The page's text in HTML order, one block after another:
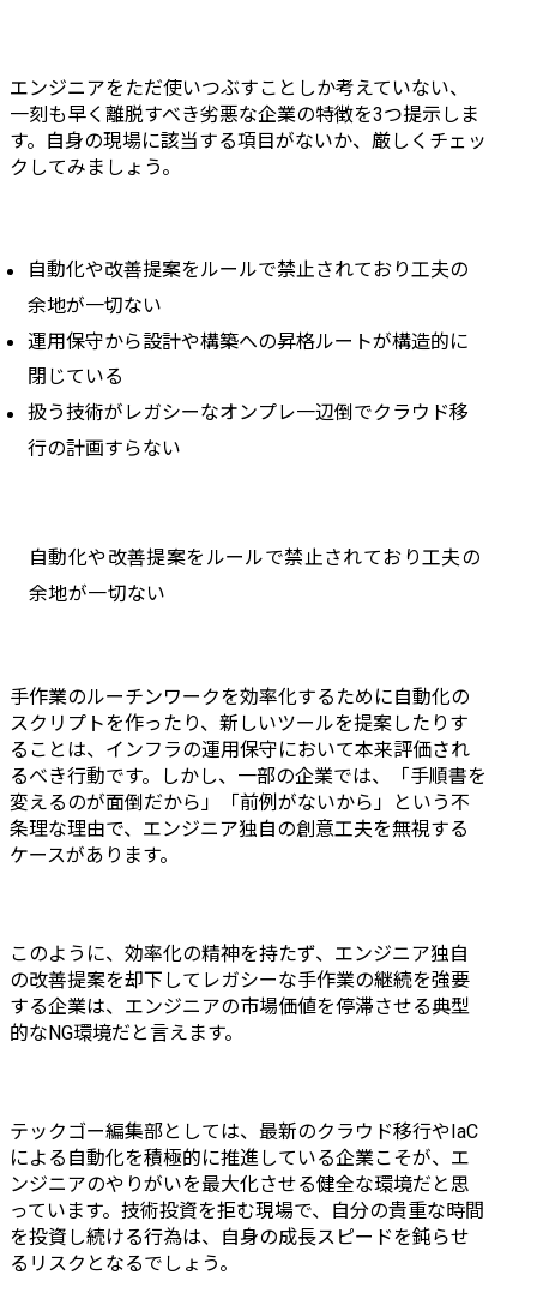
エンジニアをただ使いつぶすことしか考えていない、
一刻も早く離脱すべき劣悪な企業の特徴を3つ提示しま
す。自身の現場に該当する項目がないか、厳しくチェッ
クしてみましょう。
自動化や改善提案をルールで禁止されており工夫の
余地が一切ない
運用保守から設計や構築への昇格ルートが構造的に
閉じている
扱う技術がレガシーなオンプレ一辺倒でクラウド移
行の計画すらない
自動化や改善提案をルールで禁止されており工夫の
余地が一切ない
手作業のルーチンワークを効率化するために自動化の
スクリプトを作ったり、新しいツールを提案したりす
ることは、インフラの運用保守において本来評価され
るべき行動です。しかし、一部の企業では、「手順書を
変えるのが面倒だから」「前例がないから」という不
条理な理由で、エンジニア独自の創意工夫を無視する
ケースがあります。
このように、効率化の精神を持たず、エンジニア独自
の改善提案を却下してレガシーな手作業の継続を強要
する企業は、エンジニアの市場価値を停滞させる典型
的なNG環境だと言えます。
テックゴー編集部としては、最新のクラウド移行やIaC
による自動化を積極的に推進している企業こそが、エ
ンジニアのやりがいを最大化させる健全な環境だと思
っています。技術投資を拒む現場で、自分の貴重な時間
を投資し続ける行為は、自身の成長スピードを鈍らせ
るリスクとなるでしょう。